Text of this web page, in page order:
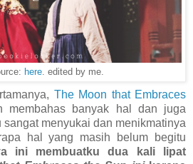
here . edited by me.
The Moon that Embraces
membahas banyak hal dan juga
menyukai dan menikmatinya
hal yang masih belum begitu
ini membuatku dua kali lipat